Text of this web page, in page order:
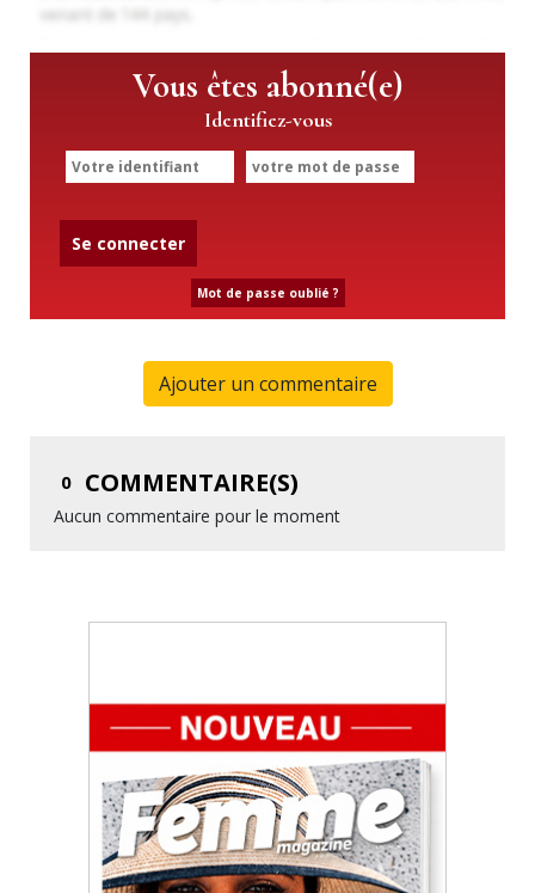
Vous êtes abonné(e)
Identifiez-vous
Se connecter
Mot de passe oublié ?
Ajouter un commentaire
0 COMMENTAIRE(S)
Aucun commentaire pour le moment